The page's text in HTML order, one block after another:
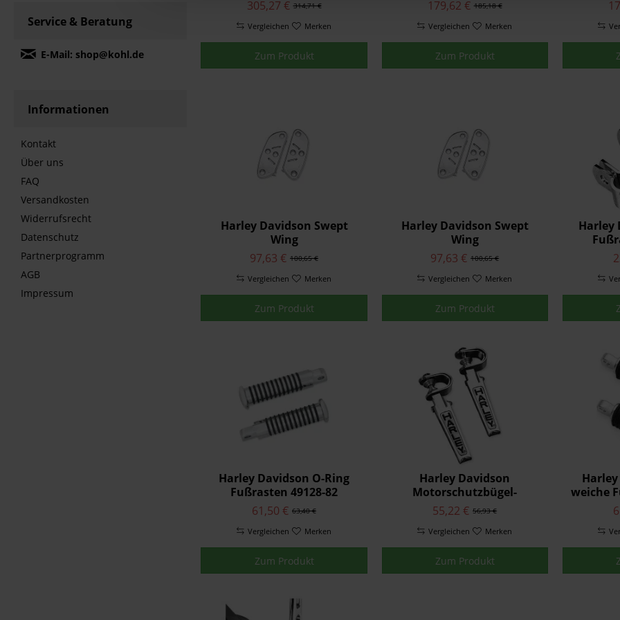
Service & Beratung
E-Mail: shop@kohl.de
Informationen
Kontakt
Über uns
FAQ
Versandkosten
Widerrufsrecht
Datenschutz
Partnerprogramm
AGB
Impressum
314,71 €
305,27 €
Vergleichen Merken
Zum Produkt
Fußrasten - Abgewinkelt
50500168
185,18 €
179,62 €
Vergleichen Merken
Zum Produkt
Harley Davidson Swept
Wing
Fahrertrittbrettwannen -
Chrom 50683-04
100,65 €
97,63 €
Vergleichen Merken
Zum Produkt
Harley Davidson Swept
Wing
Fahrertrittbrettwannen -
Chrom 50688-04
100,65 €
97,63 €
Vergleichen Merken
Zum Produkt
Harley
Harley Davidson O-Ring
Fußrasten 49128-82
63,40 €
61,50 €
Vergleichen Merken
Zum Produkt
Harley Davidson
Motorschutzbügel-
Fußrasten 49102-86T
56,93 €
55,22 €
Vergleichen Merken
Zum Produkt
weiche